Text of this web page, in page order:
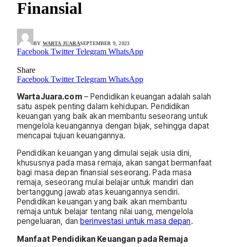
Finansial
BY WARTA JUARASEPTEMBER 9, 2023
Facebook Twitter Telegram WhatsApp
Share
Facebook Twitter Telegram WhatsApp
WartaJuara.com– Pendidikan keuangan adalah salah
satu aspek penting dalam kehidupan. Pendidikan
keuangan yang baik akan membantu seseorang untuk
mengelola keuangannya dengan bijak, sehingga dapat
mencapai tujuan keuangannya.
Pendidikan keuangan yang dimulai sejak usia dini,
khususnya pada masa remaja, akan sangat bermanfaat
bagi masa depan finansial seseorang. Pada masa
remaja, seseorang mulai belajar untuk mandiri dan
bertanggung jawab atas keuangannya sendiri.
Pendidikan keuangan yang baik akan membantu
remaja untuk belajar tentang nilai uang, mengelola
pengeluaran, dan berinvestasi untuk masa depan.
Manfaat Pendidikan Keuangan pada Remaja